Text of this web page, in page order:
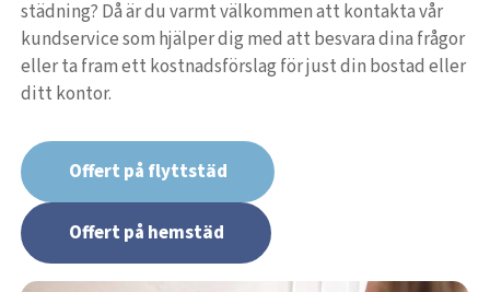
städning? Då är du varmt välkommen att kontakta vår
kundservice som hjälper dig med att besvara dina frågor
eller ta fram ett kostnadsförslag för just din bostad eller
ditt kontor.
Offert på flyttstäd
Offert på hemstäd